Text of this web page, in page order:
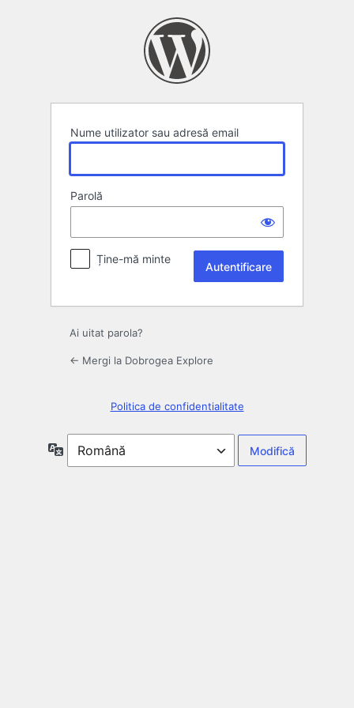
Nume utilizator sau adresă email
Parolă
Ține-mă minte
Ai uitat parola?
← Mergi la Dobrogea Explore
Politica de confidentialitate
Limbă